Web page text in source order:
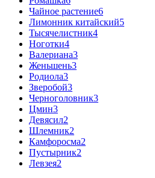
Чайное растение6
Лимонник китайский5
Тысячелистник4
Ноготки4
Валериана3
Женьшень3
Родиола3
Зверобой3
Черноголовник3
Цмин3
Девясил2
Шлемник2
Камфоросма2
Пустырник2
Левзея2